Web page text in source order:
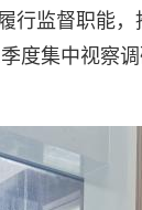
行监督职能
度集中视察